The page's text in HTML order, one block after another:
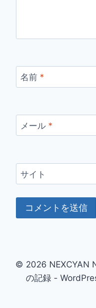
名前 *
メール *
サイト
© 2026 NEXCYAN
の記録 -